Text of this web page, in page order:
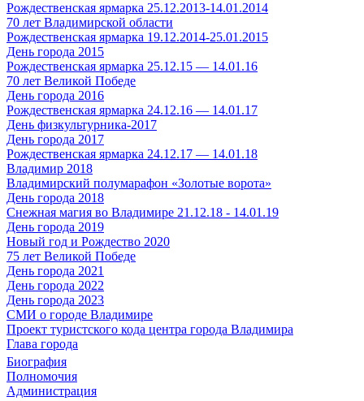
Рождественская ярмарка 25.12.2013-14.01.2014
70 лет Владимирской области
Рождественская ярмарка 19.12.2014-25.01.2015
День города 2015
Рождественская ярмарка 25.12.15 — 14.01.16
70 лет Великой Победе
День города 2016
Рождественская ярмарка 24.12.16 — 14.01.17
День физкультурника-2017
День города 2017
Рождественская ярмарка 24.12.17 — 14.01.18
Владимир 2018
Владимирский полумарафон «Золотые ворота»
День города 2018
Снежная магия во Владимире 21.12.18 - 14.01.19
День города 2019
Новый год и Рождество 2020
75 лет Великой Победе
День города 2021
День города 2022
День города 2023
СМИ о городе Владимире
Проект туристского кода центра города Владимира
Глава города
Биография
Полномочия
Администрация